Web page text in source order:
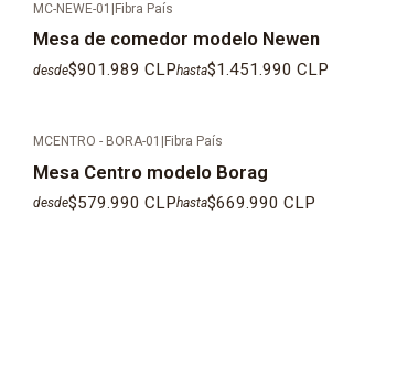
MC-NEWE-01 Fibra País
Mesa de comedor modelo Newen
desde$901.989 CLPhasta$1.451.990 CLP
MCENTRO - BORA-01 Fibra País
Mesa Centro modelo Borag
desde$579.990 CLPhasta$669.990 CLP